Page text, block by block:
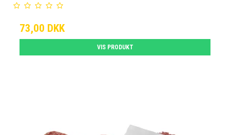
73,00 DKK
VIS PRODUKT